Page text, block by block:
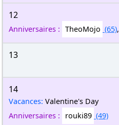
12
Anniversaires : TheoMojo (65),
13
14
Vacances: Valentine's Day
Anniversaires :
rouki89 (49)